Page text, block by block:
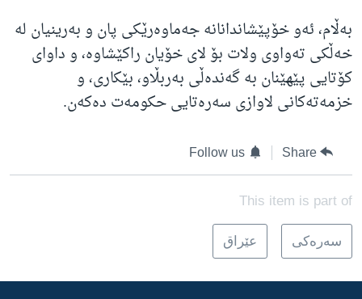
به‌ڵام، ئه‌و خۆپێشاندانانه‌ جه‌ماوه‌رێکی پان و به‌رینیان له‌
خه‌ڵکی ته‌واوی ولات بۆ لای خۆیان راکێشاوه‌، و داوای
کۆتایی پێهێنان به‌ گه‌نده‌ڵی به‌ربڵاو، بێکاری، و
خزمه‌ته‌کانی لاوازی سه‌ره‌تایی حکومه‌ت ده‌که‌ن.
Share
Follow us
This item is part of
سه‌ره‌کی عێراق